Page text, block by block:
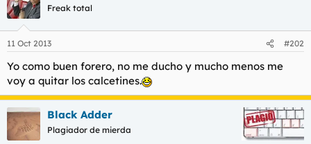
Freak total
11 Oct 2013 #202
Yo como buen forero, no me ducho y mucho menos me
voy a quitar los calcetines.
Black Adder
Plagiador de mierda